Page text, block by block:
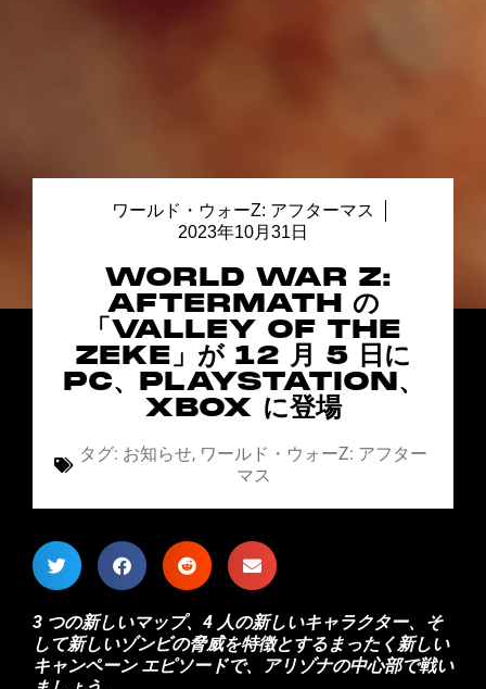
ワールド・ウォーZ: アフターマス
2023年10月31日
WORLD WAR Z:
AFTERMATH の
「VALLEY OF THE
ZEKE」が 12 月 5 日に
PC、PLAYSTATION、
XBOX に登場
タグ: お知らせ, ワールド・ウォーZ: アフター
マス
3 つの新しいマップ、4 人の新しいキャラクター、そ
して新しいゾンビの脅威を特徴とするまったく新しい
キャンペーン エピソードで、アリゾナの中心部で戦い